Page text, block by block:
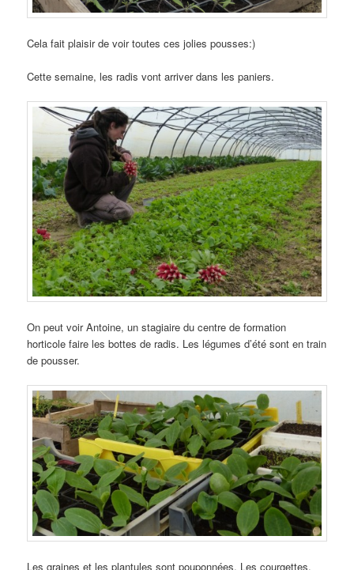
Cela fait plaisir de voir toutes ces jolies pousses:)
Cette semaine, les radis vont arriver dans les paniers.
On peut voir Antoine, un stagiaire du centre de formation
horticole faire les bottes de radis. Les légumes d’été sont en train
de pousser.
Les graines et les plantules sont pouponnées. Les courgettes,